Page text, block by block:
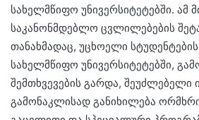
სახელმწიფო უნივერსიტეტებში. ამ
საკანონმდებლო ცვლილებების
თანახმადაც, უცხოელი
სახელმწიფო უნივერსიტეტებში,
შემთხვევების გარდა, შეუძლებელი
გამონაკლისად განიხილება